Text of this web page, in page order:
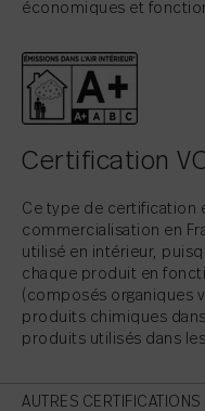
économiques et
Certification
Ce type de certification
commercialisation en
utilisé en intérieur,
chaque produit en
(composés organiques
produits chimiques
produits utilisés dans
AUTRES